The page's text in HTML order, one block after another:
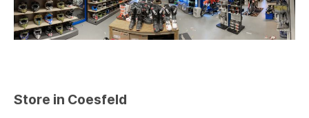
Store in Coesfeld